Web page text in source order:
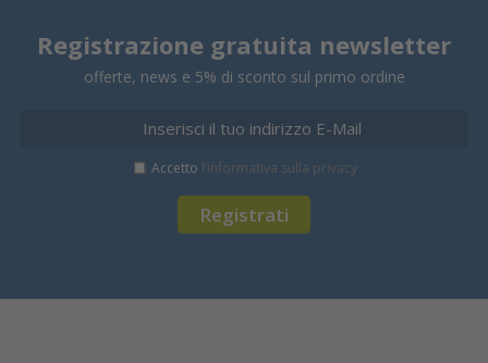
Registrazione gratuita newsletter
offerte, news e 5% di sconto sul primo ordine
Registrati
Accetto l’informativa sulla privacy